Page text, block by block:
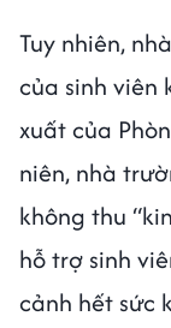
Tuy nhiên,
của sinh viên
xuất của
niên, nhà
không thu
hỗ trợ sinh
cảnh hết sức